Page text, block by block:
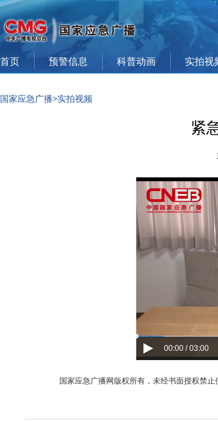
首页 预警信息 科普动画 实拍视
国家应急广播>实拍视频
紧
00:00 / 03:00
国家应急广播网版权所有，未经书面授权禁